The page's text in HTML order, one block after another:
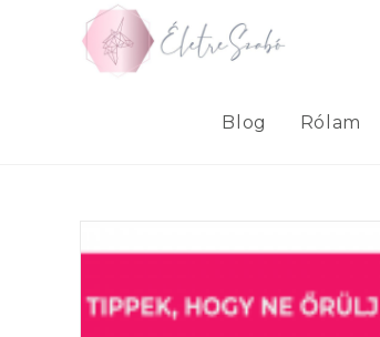
Blog Rólam